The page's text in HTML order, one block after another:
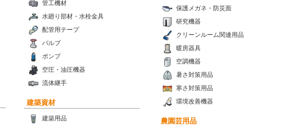
保護メガネ・防災面
研究機器
クリーンルーム関連用品
暖房器具
空調機器
暑さ対策用品
寒さ対策用品
環境改善機器
管工機材
水廻り部材・水栓金具
配管用テープ
バルブ
ポンプ
空圧・油圧機器
流体継手
建築資材
建築用品
農園芸用品